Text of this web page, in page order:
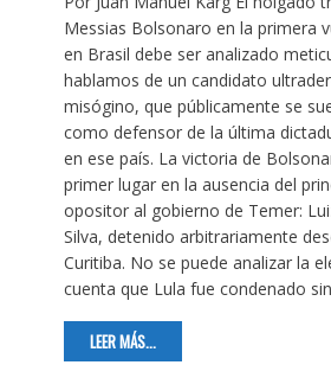
Messias Bolsonaro en la primera
en Brasil debe ser analizado
hablamos de un candidato
misógino, que públicamente se
como defensor de la última
en ese país. La victoria de
primer lugar en la ausencia del
opositor al gobierno de Temer:
Silva, detenido arbitrariamente
Curitiba. No se puede analizar la
cuenta que Lula fue condenado
LEER MÁS...